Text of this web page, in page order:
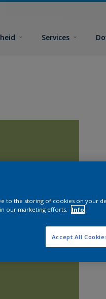
Services
to the storing of cookies on your
in our marketing efforts.
Info
Accept All